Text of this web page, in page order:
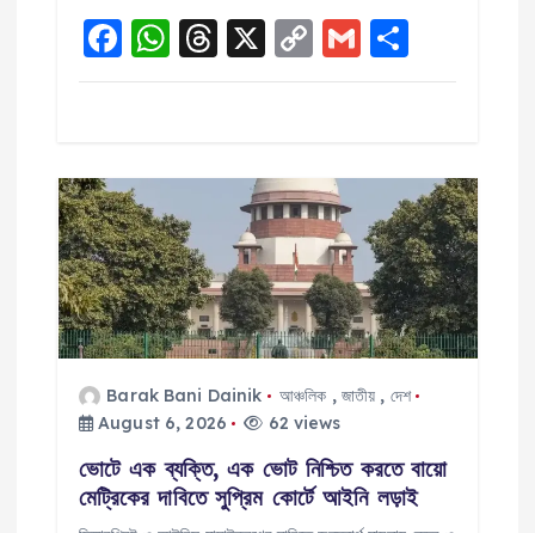
F
a
b
o
o
k
W
h
A
p
p
T
h
d
X C
o
Li
n
k
G
m
S
h
Barak Bani Dainik আঞ্চলিক , জাতীয় , দেশ
August 6, 2026
62 views
ভোটে এক ব্যক্তি, এক ভোট নিশ্চিত করতে বায়ো
মেট্রিকের দাবিতে সুপ্রিম কোর্টে আইনি লড়াই